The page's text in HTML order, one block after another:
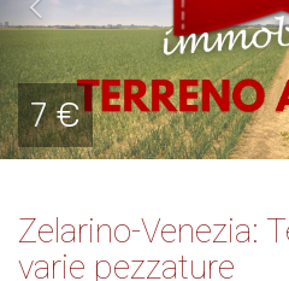
7 €
Zelarino-Venezia:
varie pezzature